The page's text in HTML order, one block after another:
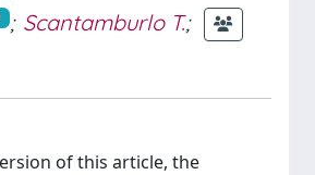
; Scantamburlo T.;
of this article, the